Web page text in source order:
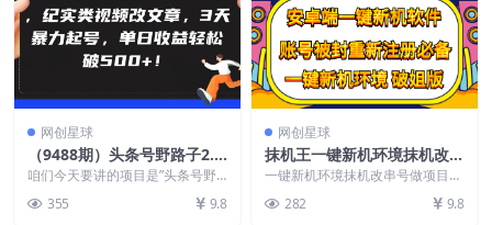
网创星球
（9488期）头条号野路子2.0
玩法，纪实类视频改文章，3
天暴力起号，单日收益轻松破
500+
咱们今天要讲的项目是”头条号野
章，3天暴力起号，单...
355 9.8
网创星球
抹机王一键新机环境抹机改串
号做项目必备封号重新注册新
一键新机环境抹机改串号做项目必
检测 安卓已激活版本...
282 9.8